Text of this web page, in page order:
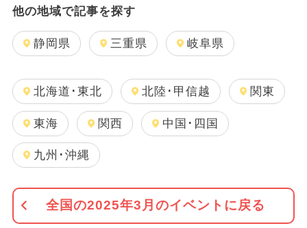
他の地域で記事を探す
静岡県 三重県 岐阜県
北海道･東北 北陸･甲信越 関東
東海 関西 中国･四国
九州･沖縄
全国の2025年3月のイベントに戻る